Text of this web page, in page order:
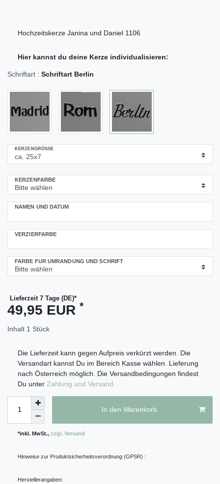
Hochzeitskerze Janina und Daniel 1106
Hier kannst du deine Kerze individualisieren:
Schriftart : Schriftart Berlin
KERZENGRÖSSE
KERZENFARBE
NAMEN UND DATUM
VERZIERFARBE
FARBE FÜR UMRANDUNG UND SCHRIFT
Lieferzeit 7 Tage (DE)*
49,95 EUR *
Inhalt 1 Stück
Die Lieferzeit kann gegen Aufpreis verkürzt werden. Die
Versandart kannst Du im Bereich Kasse wählen. Lieferung
nach Österreich möglich. Die Versandbedingungen findest
Du unter Zahlung und Versand.
In den Warenkorb
*inkl. MwSt., zzgl. Versand
Hinweise zur Produktsicherheitsverordnung (GPSR) :
Herstellerangaben: